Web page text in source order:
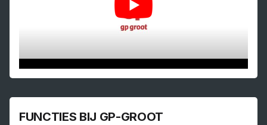
FUNCTIES BIJ GP-GROOT